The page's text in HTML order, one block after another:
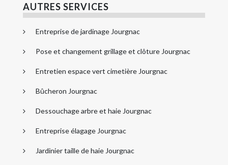
AUTRES SERVICES
Entreprise de jardinage Jourgnac
Pose et changement grillage et clôture Jourgnac
Entretien espace vert cimetière Jourgnac
Bûcheron Jourgnac
Dessouchage arbre et haie Jourgnac
Entreprise élagage Jourgnac
Jardinier taille de haie Jourgnac